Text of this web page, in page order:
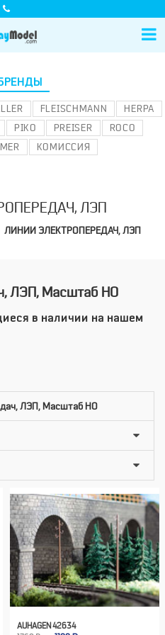
FLEISCHMANN
HERPA
PIKO PREISER
ROCO
КОМИССИЯ
ЛЭП
ЛИНИИ ЭЛЕКТРОПЕРЕДАЧ, ЛЭП
ЛЭП, Масштаб HO
в наличии на нашем
ЛЭП, Масштаб HO
AUHAGEN 42634